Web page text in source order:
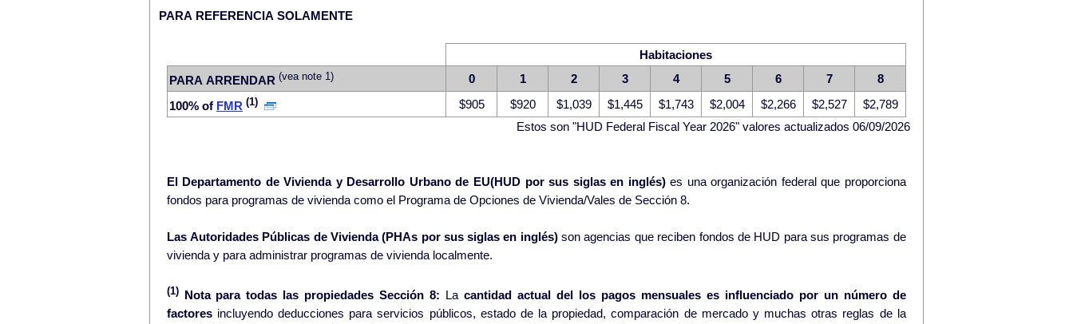
PARA REFERENCIA SOLAMENTE
Habitaciones
PARA ARRENDAR (vea note 1) 0 1 2 3 4 5 6 7
8
100% of FMR (1) $905 $920 $1,039 $1,445 $1,743 $2,004 $2,266 $2,527
$2,789
Estos son "HUD Federal Fiscal Year 2026" valores actualizados 06/09/2026
El Departamento de Vivienda y Desarrollo Urbano de EU(HUD por sus siglas en inglés)es una organización federal que proporciona
fondos para programas de vivienda como el Programa de Opciones de Vivienda/Vales de Sección 8.
Las Autoridades Públicas de Vivienda (PHAs por sus siglas en inglés)son agencias que reciben fondos de HUD para sus programas de
vivienda y para administrar programas de vivienda localmente.
(1)Nota para todas las propiedades Sección 8: Lacantidad actual del los pagos mensuales es influenciado por un número de
factoresincluyendo deducciones para servicios públicos, estado de la propiedad, comparación de mercado y muchas otras reglas de la